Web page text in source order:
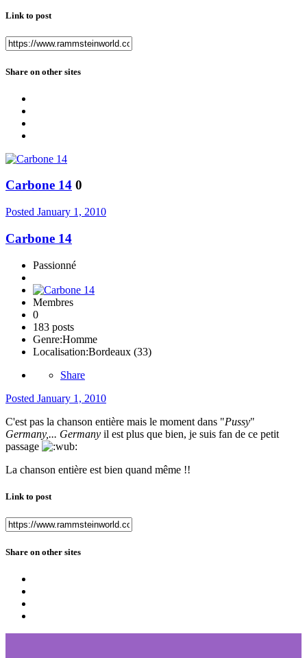
Link to post
Share on other sites
Carbone 14 0
Posted January 1, 2010
Carbone 14
Passionné
Membres
0
183 posts
Genre:Homme
Localisation:Bordeaux (33)
Share
Posted January 1, 2010
C'est pas la chanson entière mais le moment dans "Pussy"
Germany,... Germany il est plus que bien, je suis fan de ce petit
passage
La chanson entière est bien quand même !!
Link to post
Share on other sites